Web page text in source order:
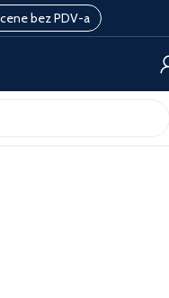
bez PDV-a